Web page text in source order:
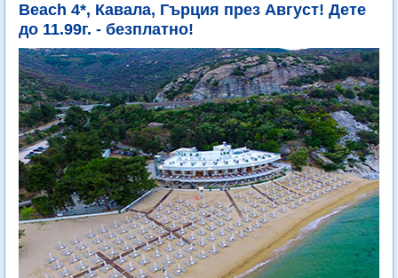
Beach 4*, Кавала, Гърция през Август! Дете
до 11.99г. - безплатно!